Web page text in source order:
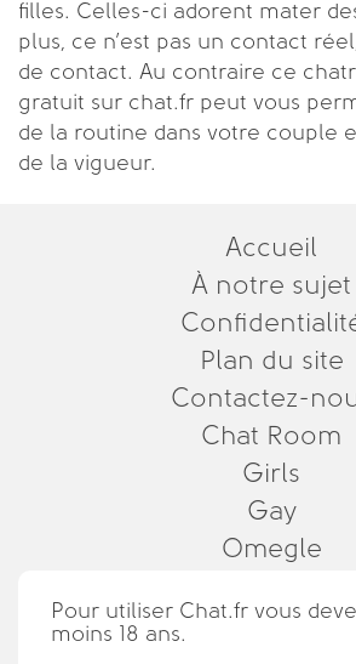
filles. Celles-ci adorent mater
plus, ce n’est pas un contact
de contact. Au contraire ce
gratuit sur chat.fr peut vous
de la routine dans votre couple
de la vigueur.
Accueil
À notre sujet
Plan du site
Contactez-
Chat Room
Girls
Gay
Omegle
Pour utiliser Chat.fr vous
moins 18 ans.